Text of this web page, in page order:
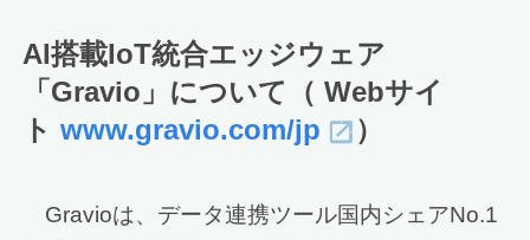
AI搭載IoT統合エッジウェア
「Gravio」について（ Webサイ
トwww.gravio.com/jp ）
Gravioは、データ連携ツール国内シェアNo.1